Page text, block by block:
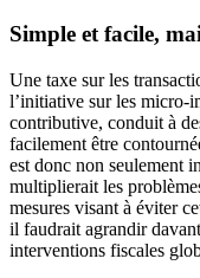
Simple et facile,
Une taxe sur les
l’initiative sur les micro-
contributive, conduit à
facilement être
est donc non seulement
multiplierait les
mesures visant à éviter
il faudrait agrandir
interventions fiscales